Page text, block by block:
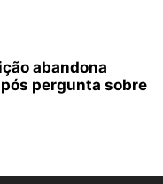
abandona
pergunta sobre